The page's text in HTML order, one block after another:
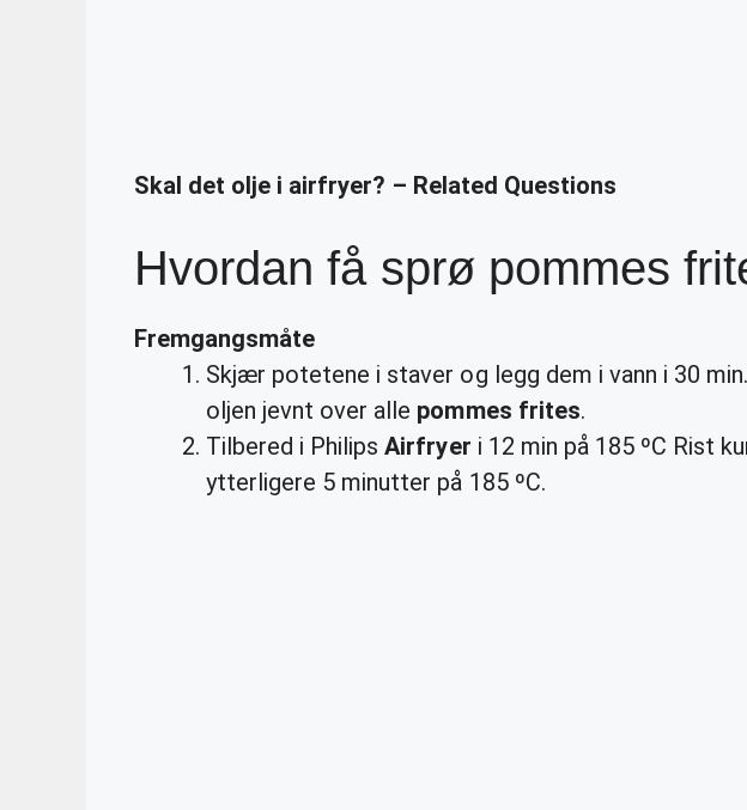
Skal det olje i airfryer? – Related Questions
Hvordan få sprø pommes
Fremgangsmåte
Skjær potetene i staver og legg dem i vann i 30
oljen jevnt over alle pommes frites.
Tilbered i PhilipsAirfryer i 12 min på 185 ºC Rist
ytterligere 5 minutter på 185 ºC.